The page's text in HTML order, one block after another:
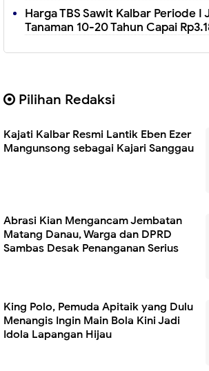
Harga TBS Sawit Kalbar Periode I
Tanaman 10-20 Tahun Capai
Pilihan Redaksi
Kajati Kalbar Resmi Lantik Eben Ezer
Mangunsong sebagai Kajari Sanggau
Abrasi Kian Mengancam Jembatan
Matang Danau, Warga dan DPRD
Sambas Desak Penanganan Serius
King Polo, Pemuda Apitaik yang Dulu
Menangis Ingin Main Bola Kini Jadi
Idola Lapangan Hijau